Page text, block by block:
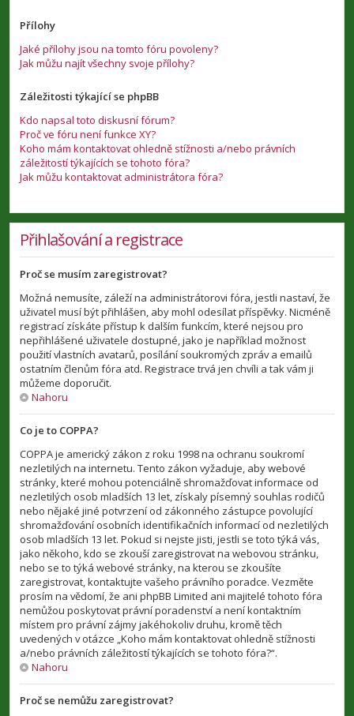
Přílohy
Jaké přílohy jsou na tomto fóru povoleny?
Jak můžu najít všechny svoje přílohy?
Záležitosti týkající se phpBB
Kdo napsal toto diskusní fórum?
Proč ve fóru není funkce XY?
Koho mám kontaktovat ohledně stížnosti a/nebo právních
záležitostí týkajících se tohoto fóra?
Jak můžu kontaktovat administrátora fóra?
Přihlašování a registrace
Proč se musím zaregistrovat?
Možná nemusíte, záleží na administrátorovi fóra, jestli nastaví, že
uživatel musí být přihlášen, aby mohl odesílat příspěvky. Nicméně
registrací získáte přístup k dalším funkcím, které nejsou pro
nepřihlášené uživatele dostupné, jako je například možnost
použití vlastních avatarů, posílání soukromých zpráv a emailů
ostatním členům fóra atd. Registrace trvá jen chvíli a tak vám ji
můžeme doporučit.
Nahoru
Co je to COPPA?
COPPA je americký zákon z roku 1998 na ochranu soukromí
nezletilých na internetu. Tento zákon vyžaduje, aby webové
stránky, které mohou potenciálně shromažďovat informace od
nezletilých osob mladších 13 let, získaly písemný souhlas rodičů
nebo nějaké jiné potvrzení od zákonného zástupce povolující
shromažďování osobních identifikačních informací od nezletilých
osob mladších 13 let. Pokud si nejste jisti, jestli se toto týká vás,
jako někoho, kdo se zkouší zaregistrovat na webovou stránku,
nebo se to týká webové stránky, na kterou se zkoušíte
zaregistrovat, kontaktujte vašeho právního poradce. Vezměte
prosím na vědomí, že ani phpBB Limited ani majitelé tohoto fóra
nemůžou poskytovat právní poradenství a není kontaktním
místem pro právní zájmy jakéhokoliv druhu, kromě těch
uvedených v otázce „Koho mám kontaktovat ohledně stížnosti
a/nebo právních záležitostí týkajících se tohoto fóra?“.
Nahoru
Proč se nemůžu zaregistrovat?